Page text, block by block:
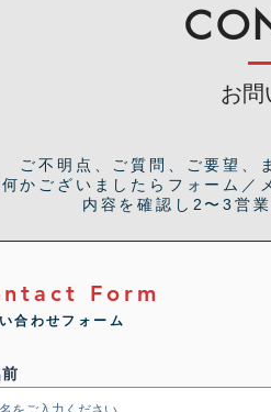
お問
ご不明点、ご質問、ご要望、
何かございましたらフォーム／
内容を確認し2〜3営
Form
合わせフォーム